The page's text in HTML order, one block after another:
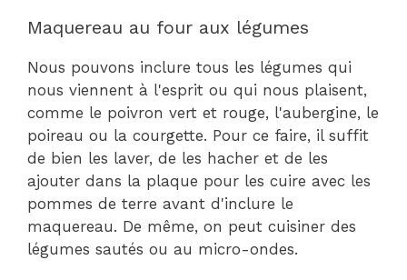
Maquereau au four aux légumes
Nous pouvons inclure tous les légumes qui
nous viennent à l'esprit ou qui nous plaisent,
comme le poivron vert et rouge, l'aubergine, le
poireau ou la courgette. Pour ce faire, il suffit
de bien les laver, de les hacher et de les
ajouter dans la plaque pour les cuire avec les
pommes de terre avant d'inclure le
maquereau. De même, on peut cuisiner des
légumes sautés ou au micro-ondes.